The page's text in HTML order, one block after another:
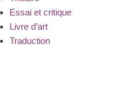
Essai et critique
Livre d’art
Traduction